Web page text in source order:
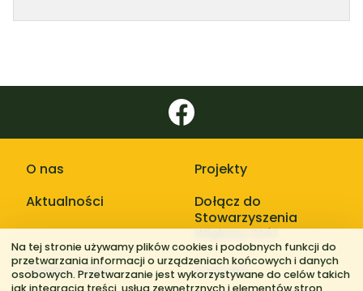
O nas
Aktualności
Projekty
Dołącz do
Stowarzyszenia
Większy Stół
Galerie zdjęć
Kontakt
Na tej stronie używamy plików cookies i podobnych funkcji do
przetwarzania informacji o urządzeniach końcowych i danych
osobowych. Przetwarzanie jest wykorzystywane do celów takich